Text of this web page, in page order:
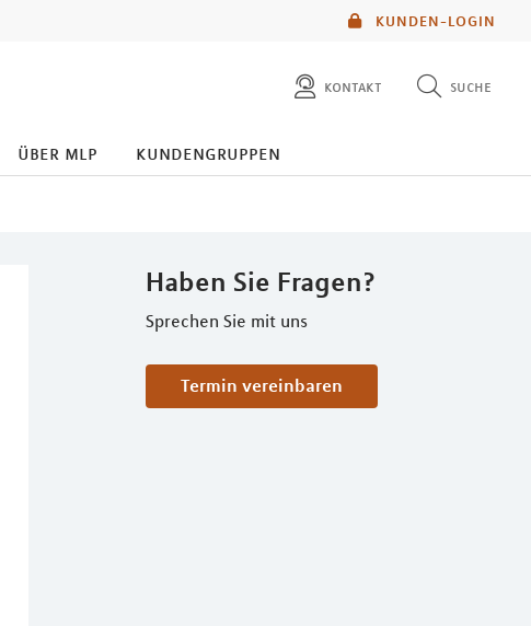
KUNDEN-LOGIN
kontakt suche
diese website durchsuchen
über mlp kundengruppen
Haben Sie Fragen?
Sprechen Sie mit uns
Termin vereinbaren